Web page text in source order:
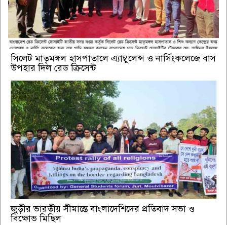
সিলেট মাতৃমঙ্গল হাসপাতালে এ্যাম্বুলেন্স ও নার্সিংকলেজে বাস
উপহার দিল রেড ক্রিসেন্ট
জুড়ীর ভারতীয় সীমান্তে বাংলাদেশিদের প্রতিবাদ সভা ও
বিক্ষোভ মিছিল